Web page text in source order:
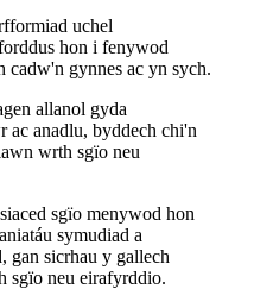
uchel
hon i fenywod
gynnes ac yn sych.
allanol gyda
ac anadlu, byddech chi'n
wrth sgïo neu
sgïo menywod hon
symudiad a
sicrhau y gallech
sgïo neu eirafyrddio.